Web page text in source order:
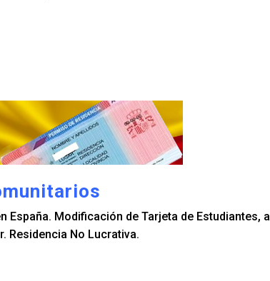
España. Modificación de Tarjeta de Estudiantes, a
Residencia No Lucrativa.